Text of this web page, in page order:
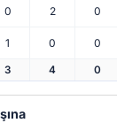
0 2 0
1 0 0
3 4 0